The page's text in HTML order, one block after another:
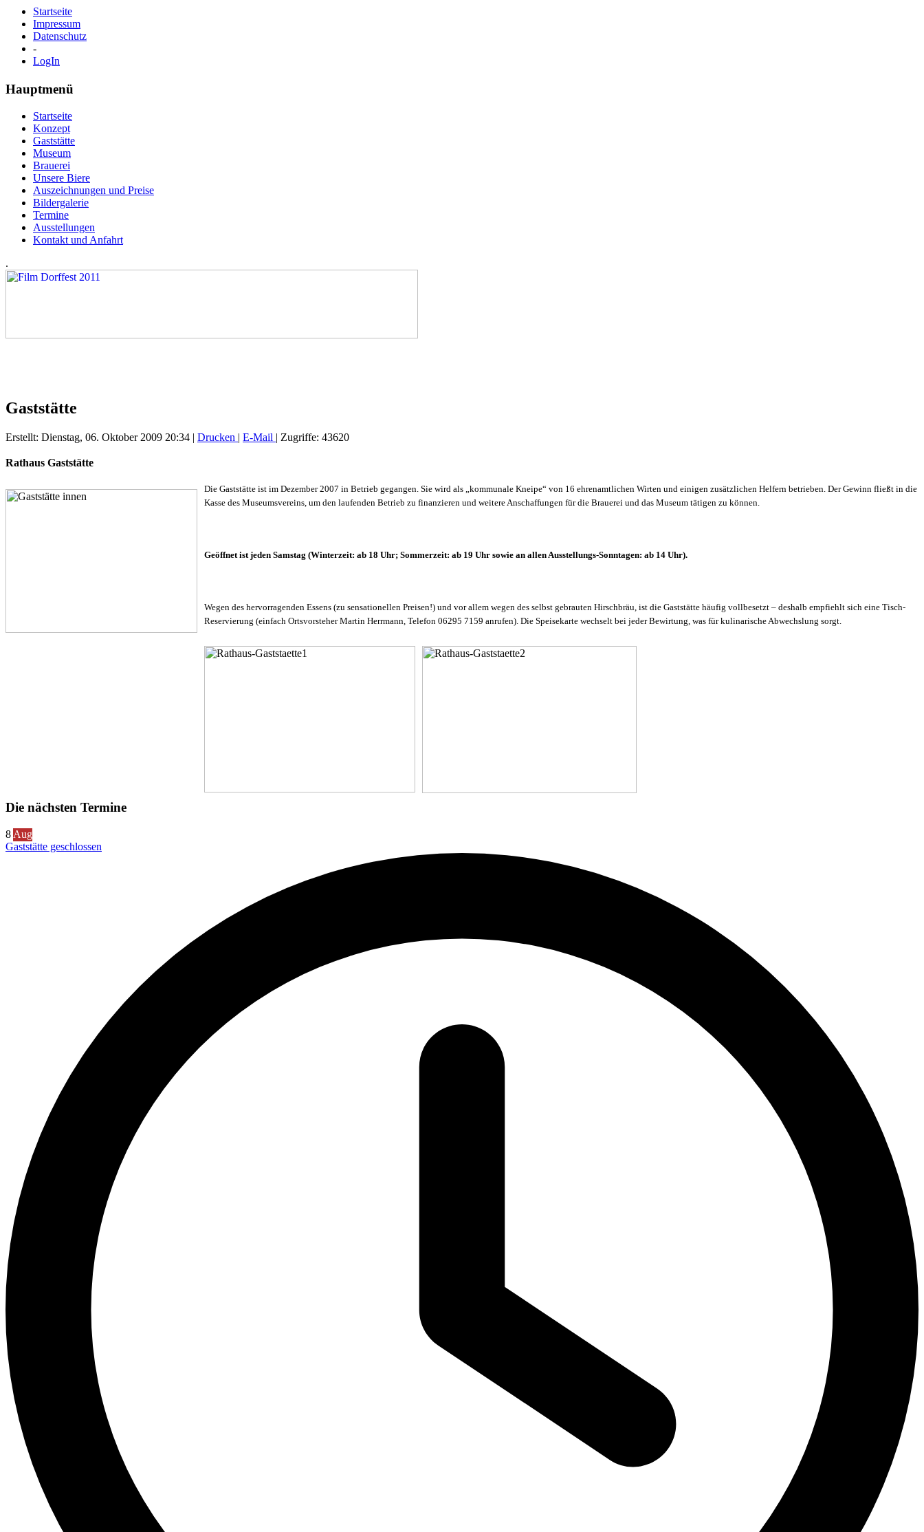
Startseite
Impressum
Datenschutz
-
LogIn
Hauptmenü
Startseite
Konzept
Gaststätte
Museum
Brauerei
Unsere Biere
Auszeichnungen und Preise
Bildergalerie
Termine
Ausstellungen
Kontakt und Anfahrt
.
Gaststätte
Erstellt: Dienstag, 06. Oktober 2009 20:34 | Drucken | E-Mail | Zugriffe: 43620
Rathaus Gaststätte
Die Gaststätte ist im Dezember 2007 in Betrieb gegangen. Sie wird als „kommunale Kneipe“ von 16 ehrenamtlichen Wirten und einigen zusätzlichen Helfern betrieben. Der Gewinn fließt in die
Kasse des Museumsvereins, um den laufenden Betrieb zu finanzieren und weitere Anschaffungen für die Brauerei und das Museum tätigen zu können.
Geöffnet ist jeden Samstag (Winterzeit: ab 18 Uhr; Sommerzeit: ab 19 Uhr sowie an allen Ausstellungs-Sonntagen: ab 14 Uhr).
Wegen des hervorragenden Essens (zu sensationellen Preisen!) und vor allem wegen des selbst gebrauten Hirschbräu, ist die Gaststätte häufig vollbesetzt – deshalb empfiehlt sich eine Tisch-
Reservierung (einfach Ortsvorsteher Martin Herrmann, Telefon 06295 7159 anrufen). Die Speisekarte wechselt bei jeder Bewirtung, was für kulinarische Abwechslung sorgt.
Die nächsten Termine
8 Aug
Gaststätte geschlossen